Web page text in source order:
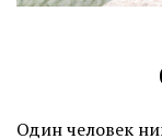
Один человек